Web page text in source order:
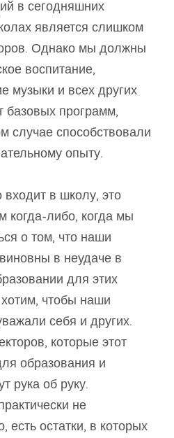
в сегодняшних
является слишком
Однако мы должны
воспитание,
музыки и всех других
базовых программ,
случае способствовали
опыту.
входит в школу, это
когда-либо, когда мы
о том, что наши
в неудаче в
для этих
чтобы наши
себя и других.
которые этот
образования и
рука об руку.
не
есть остатки, в которых